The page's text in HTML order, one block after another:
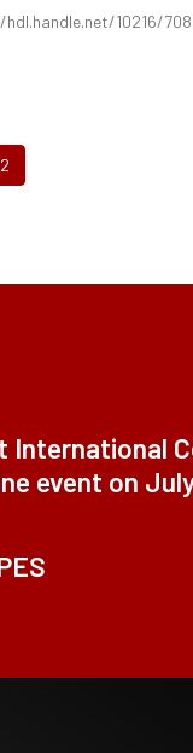
10216/
International
event on